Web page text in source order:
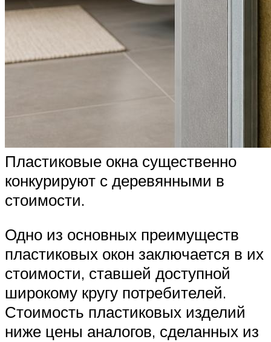
Пластиковые окна существенно
конкурируют с деревянными в
стоимости.
Одно из основных преимуществ
пластиковых окон заключается в их
стоимости, ставшей доступной
широкому кругу потребителей.
Стоимость пластиковых изделий
ниже цены аналогов, сделанных из